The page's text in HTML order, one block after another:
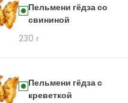
Пельмени гёдза со
свининой
230 г
Пельмени гёдза с
креветкой